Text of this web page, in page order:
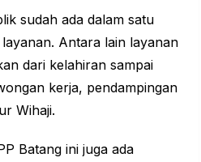
sudah ada dalam satu
Antara lain layanan
dari kelahiran sampai
kerja, pendampingan
Wihaji.
Batang ini juga ada